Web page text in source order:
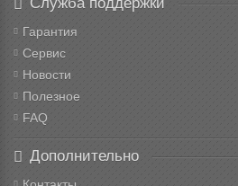
Гарантия
Сервис
Новости
Полезное
FAQ
Дополнительно